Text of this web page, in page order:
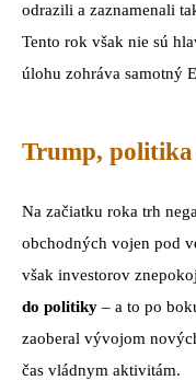
odrazili a zaznamenali
Tento rok však nie sú
úlohu zohráva samotný
Trump,
Na začiatku roka trh
obchodných vojen pod
však investorov
do politiky – a to po
zaoberal vývojom
čas vládnym aktivitám.